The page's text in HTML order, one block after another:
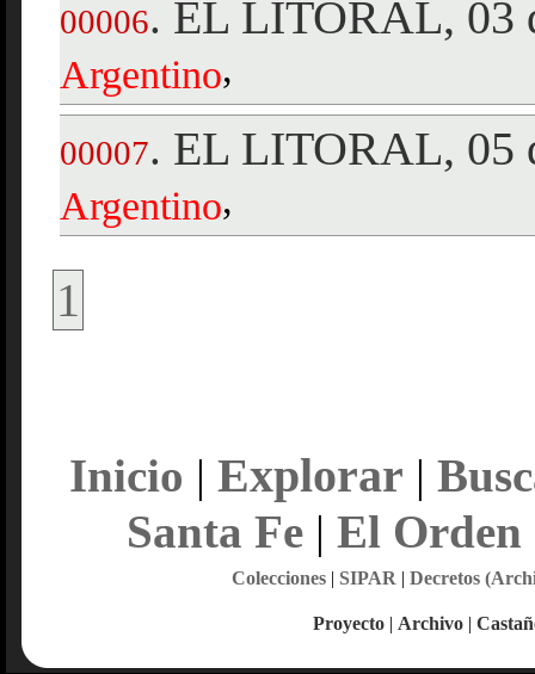
00006. EL LITORAL, 03
Argentino,
00007. EL LITORAL, 05
Argentino,
1
Inicio | Explorar |
Santa Fe| El Orden
Colecciones| SIPAR | Decretos
Proyecto | Archivo |